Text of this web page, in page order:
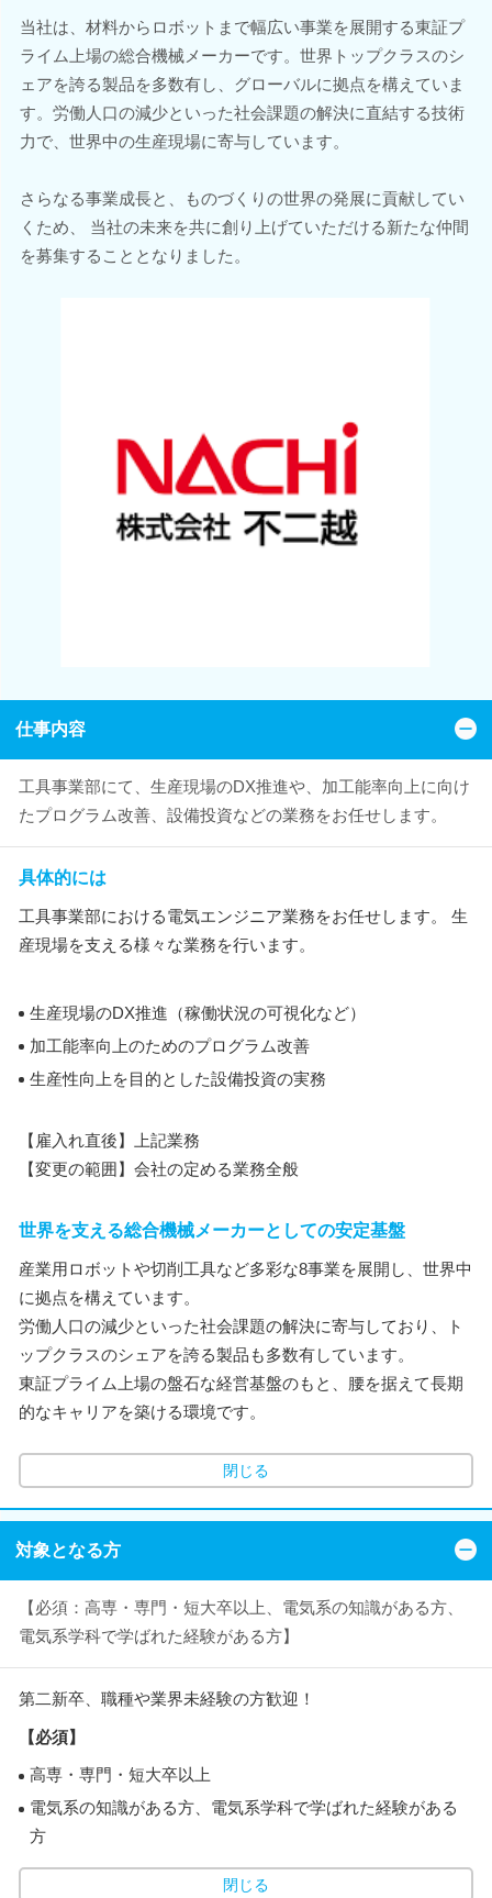
当社は、材料からロボットまで幅広い事業を展開する東証プ
ライム上場の総合機械メーカーです。世界トップクラスのシ
ェアを誇る製品を多数有し、グローバルに拠点を構えていま
す。労働人口の減少といった社会課題の解決に直結する技術
力で、世界中の生産現場に寄与しています。
さらなる事業成長と、ものづくりの世界の発展に貢献してい
くため、 当社の未来を共に創り上げていただける新たな仲間
を募集することとなりました。
仕事内容
工具事業部にて、生産現場のDX推進や、加工能率向上に向け
たプログラム改善、設備投資などの業務をお任せします。
具体的には
工具事業部における電気エンジニア業務をお任せします。 生
産現場を支える様々な業務を行います。
生産現場のDX推進（稼働状況の可視化など）
加工能率向上のためのプログラム改善
生産性向上を目的とした設備投資の実務
【雇入れ直後】上記業務
【変更の範囲】会社の定める業務全般
世界を支える総合機械メーカーとしての安定基盤
産業用ロボットや切削工具など多彩な8事業を展開し、世界中
に拠点を構えています。
労働人口の減少といった社会課題の解決に寄与しており、ト
ップクラスのシェアを誇る製品も多数有しています。
東証プライム上場の盤石な経営基盤のもと、腰を据えて長期
的なキャリアを築ける環境です。
閉じる
対象となる方
【必須：高専・専門・短大卒以上、電気系の知識がある方、
電気系学科で学ばれた経験がある方】
第二新卒、職種や業界未経験の方歓迎！
【必須】
高専・専門・短大卒以上
電気系の知識がある方、電気系学科で学ばれた経験がある
方
閉じる